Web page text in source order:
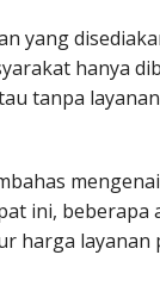
yang
hanya
tanpa
ini, beberapa
harga layanan